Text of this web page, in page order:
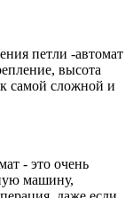
петли -автомат
высота
самой сложной и
- это очень
машину,